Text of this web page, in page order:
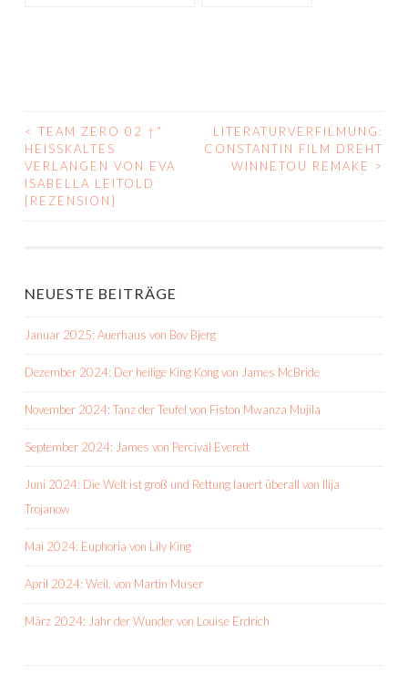
BEITRAGS-
NAVIGATION
< TEAM ZERO 02 †“
HEISSKALTES
VERLANGEN VON EVA
ISABELLA LEITOLD
[REZENSION]
LITERATURVERFILMUNG:
CONSTANTIN FILM DREHT
WINNETOU REMAKE
>
NEUESTE BEITRÄGE
Januar 2025: Auerhaus von Bov Bjerg
Dezember 2024: Der heilige King Kong von James McBride
November 2024: Tanz der Teufel von Fiston Mwanza Mujila
September 2024: James von Percival Everett
Juni 2024: Die Welt ist groß und Rettung lauert überall von Ilija
Trojanow
Mai 2024: Euphoria von Lily King
April 2024: Weil. von Martin Muser
März 2024: Jahr der Wunder von Louise Erdrich